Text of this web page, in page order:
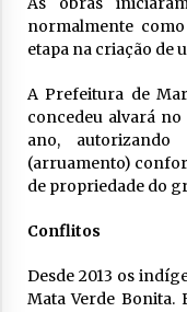
normalmente
etapa na criação de
A Prefeitura de
concedeu alvará no
ano,
(arruamento)
de propriedade do
Conflitos
Desde 2013 os
Mata Verde Bonita.